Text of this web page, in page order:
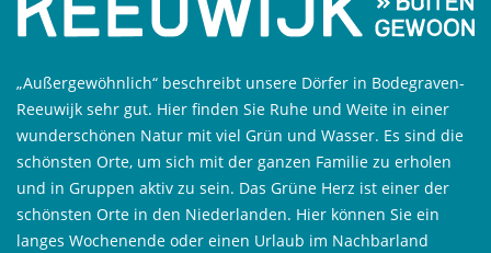
„Außergewöhnlich“ beschreibt unsere Dörfer in Bodegraven-
Reeuwijk sehr gut. Hier finden Sie Ruhe und Weite in einer
wunderschönen Natur mit viel Grün und Wasser. Es sind die
schönsten Orte, um sich mit der ganzen Familie zu erholen
und in Gruppen aktiv zu sein. Das Grüne Herz ist einer der
schönsten Orte in den Niederlanden. Hier können Sie ein
langes Wochenende oder einen Urlaub im Nachbarland